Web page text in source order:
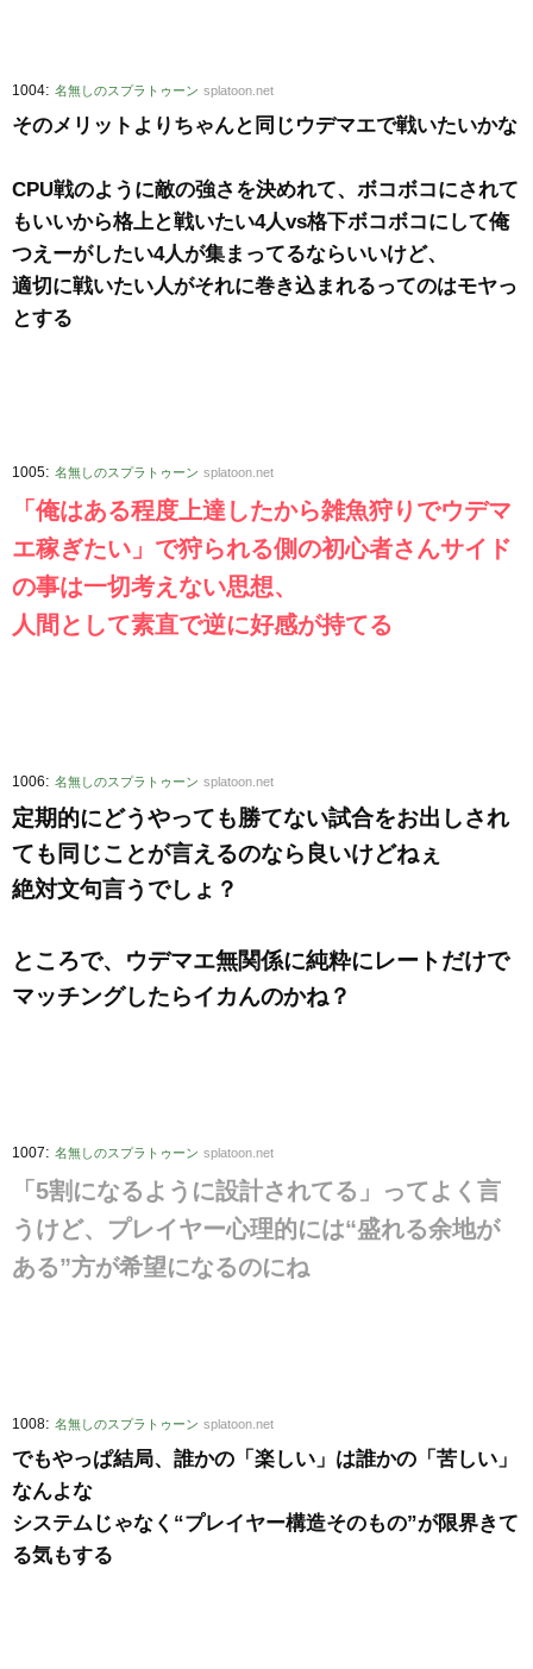
1004: 名無しのスプラトゥーン splatoon.net
そのメリットよりちゃんと同じウデマエで戦いたいかな
CPU戦のように敵の強さを決めれて、ボコボコにされて
もいいから格上と戦いたい4人vs格下ボコボコにして俺
つえーがしたい4人が集まってるならいいけど、
適切に戦いたい人がそれに巻き込まれるってのはモヤっ
とする
1005: 名無しのスプラトゥーン splatoon.net
「俺はある程度上達したから雑魚狩りでウデマ
エ稼ぎたい」で狩られる側の初心者さんサイド
の事は一切考えない思想、
人間として素直で逆に好感が持てる
1006: 名無しのスプラトゥーン splatoon.net
定期的にどうやっても勝てない試合をお出しされ
ても同じことが言えるのなら良いけどねぇ
絶対文句言うでしょ？
ところで、ウデマエ無関係に純粋にレートだけで
マッチングしたらイカんのかね？
1007: 名無しのスプラトゥーン splatoon.net
「5割になるように設計されてる」ってよく言
うけど、プレイヤー心理的には“盛れる余地が
ある”方が希望になるのにね
1008: 名無しのスプラトゥーン splatoon.net
でもやっぱ結局、誰かの「楽しい」は誰かの「苦しい」
なんよな
システムじゃなく“プレイヤー構造そのもの”が限界きて
る気もする